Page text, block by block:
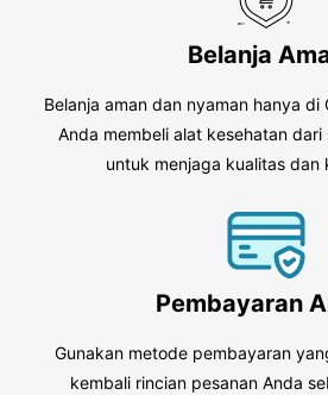
Belanja
Belanja aman dan nyaman hanya di
Anda membeli alat kesehatan
untuk menjaga kualitas dan
Pembayaran
Gunakan metode pembayaran
kembali rincian pesanan Anda